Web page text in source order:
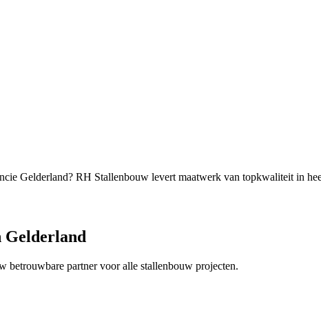
Gelderland? RH Stallenbouw levert maatwerk van topkwaliteit in
Gelderland
partner voor alle stallenbouw projecten.